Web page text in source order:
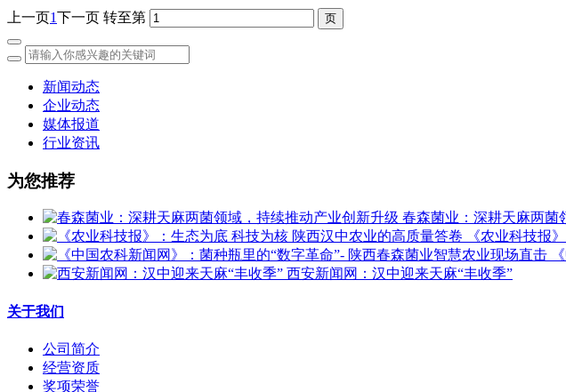
上一页1下一页 转至第
新闻动态
企业动态
媒体报道
行业资讯
为您推荐
春森菌业：深耕天麻两菌
《农业科技报
西安新闻网：汉中迎来天麻“丰收季”
关于我们
公司简介
经营资质
奖项荣誉